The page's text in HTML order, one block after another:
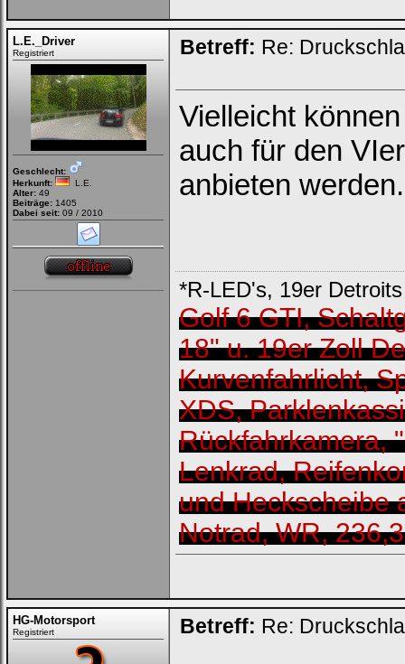
L.E._Driver
Registriert
Geschlecht:
Herkunft:
L.E.
Alter: 49
Beiträge: 1405
Dabei seit: 09 / 2010
Betreff: Re:
Vielleicht
auch für den
anbieten werden.
*R-LED's, 19er
Golf 6 GTI,
18" u. 19er Zoll
Kurvenfahrlicht,
XDS,
Rückfahrkamera,
Lenkrad,
und Heckscheibe
Notrad, WR,
HG-Motorsport
Registriert Betreff: Re: